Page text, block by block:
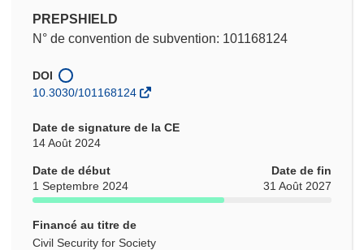
PREPSHIELD
N° de convention de subvention: 101168124
DOI
10.3030/101168124
Date de signature de la CE
14 Août 2024
Date de début
1 Septembre 2024
Date de fin
31 Août 2027
Financé au titre de
Civil Security for Society